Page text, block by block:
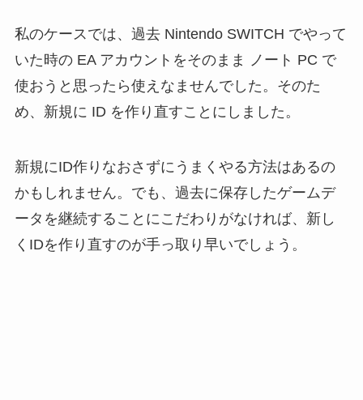
私のケースでは、過去 Nintendo SWITCH でやって
いた時の EA アカウントをそのまま ノート PC で
使おうと思ったら使えなませんでした。そのた
め、新規に ID を作り直すことにしました。
新規にID作りなおさずにうまくやる方法はあるの
かもしれません。でも、過去に保存したゲームデ
ータを継続することにこだわりがなければ、新し
くIDを作り直すのが手っ取り早いでしょう。